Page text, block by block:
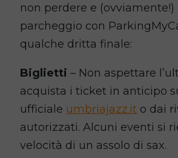
non perdere e (ovviamente!)
parcheggio con
qualche dritta finale:
Biglietti – Non aspettare
acquista i ticket in anticipo
ufficiale umbriajazz.it o dai
autorizzati. Alcuni eventi si
velocità di un assolo di sax.